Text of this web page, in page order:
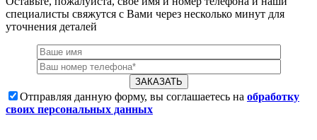
специалисты свяжутся с Вами через несколько минут для
уточнения деталей
Отправляя данную форму, вы соглашаетесь на обработку
своих персональных данных